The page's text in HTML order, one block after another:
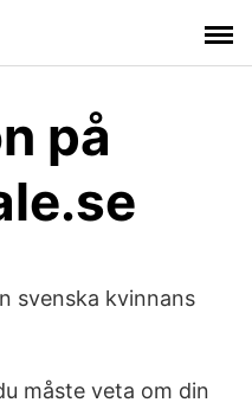
på
svenska kvinnans
måste veta om din